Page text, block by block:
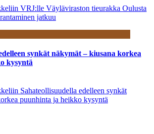
VRJ:lle Väyläviraston tieurakka Oulusta
jatkuu
synkät näkymät – kiusana korkea
kysyntä
Sahateollisuudella edelleen synkät
puunhinta ja heikko kysyntä